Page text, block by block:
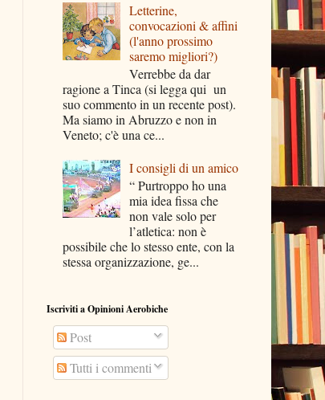
Letterine,
convocazioni & affini
(l'anno prossimo
saremo migliori?)
Verrebbe da dar
ragione a Tinca (si legga qui un
suo commento in un recente post).
Ma siamo in Abruzzo e non in
Veneto; c'è una ce...
I consigli di un amico
“ Purtroppo ho una
mia idea fissa che
non vale solo per
l’atletica: non è
possibile che lo stesso ente, con la
stessa organizzazione, ge...
Iscriviti a Opinioni Aerobiche
Post
Tutti i commenti